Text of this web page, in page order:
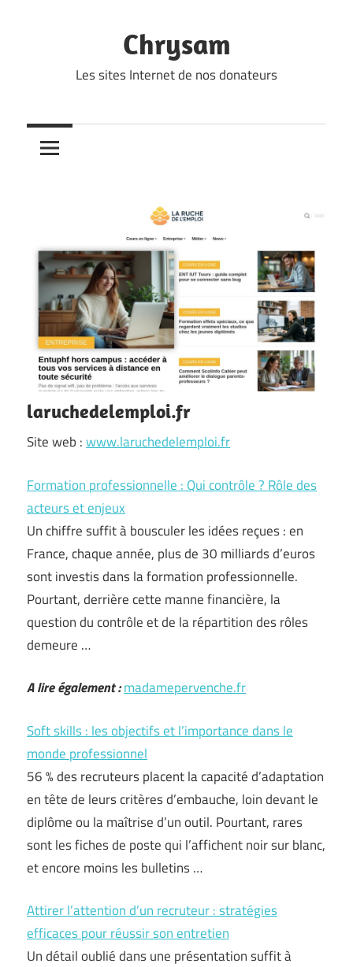
Chrysam
Les sites Internet de nos donateurs
laruchedelemploi.fr
Site web :www.laruchedelemploi.fr
Formation professionnelle : Qui contrôle ? Rôle des
acteurs et enjeux
Un chiffre suffit à bousculer les idées reçues : en
France, chaque année, plus de 30 milliards d’euros
sont investis dans la formation professionnelle.
Pourtant, derrière cette manne financière, la
question du contrôle et de la répartition des rôles
demeure …
A lire également :madamepervenche.fr
Soft skills : les objectifs et l’importance dans le
monde professionnel
56 % des recruteurs placent la capacité d’adaptation
en tête de leurs critères d’embauche, loin devant le
diplôme ou la maîtrise d’un outil. Pourtant, rares
sont les fiches de poste qui l’affichent noir sur blanc,
et encore moins les bulletins …
Attirer l’attention d’un recruteur : stratégies
efficaces pour réussir son entretien
Un détail oublié dans une présentation suffit à